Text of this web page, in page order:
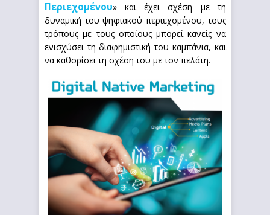
Περιεχομένου» και έχει σχέση με τη
δυναμική του ψηφιακού περιεχομένου, τους
τρόπους με τους οποίους μπορεί κανείς να
ενισχύσει τη διαφημιστική του καμπάνια, και
να καθορίσει τη σχέση του με τον πελάτη.